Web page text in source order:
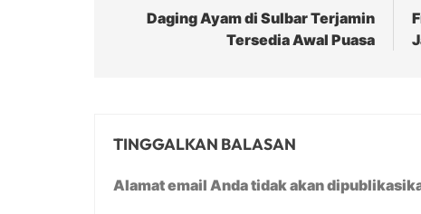
posDaging Ayam di Sulbar Terjamin
Tersedia Awal Puasa
TINGGALKAN BALASAN
Alamat email Anda tidak akan